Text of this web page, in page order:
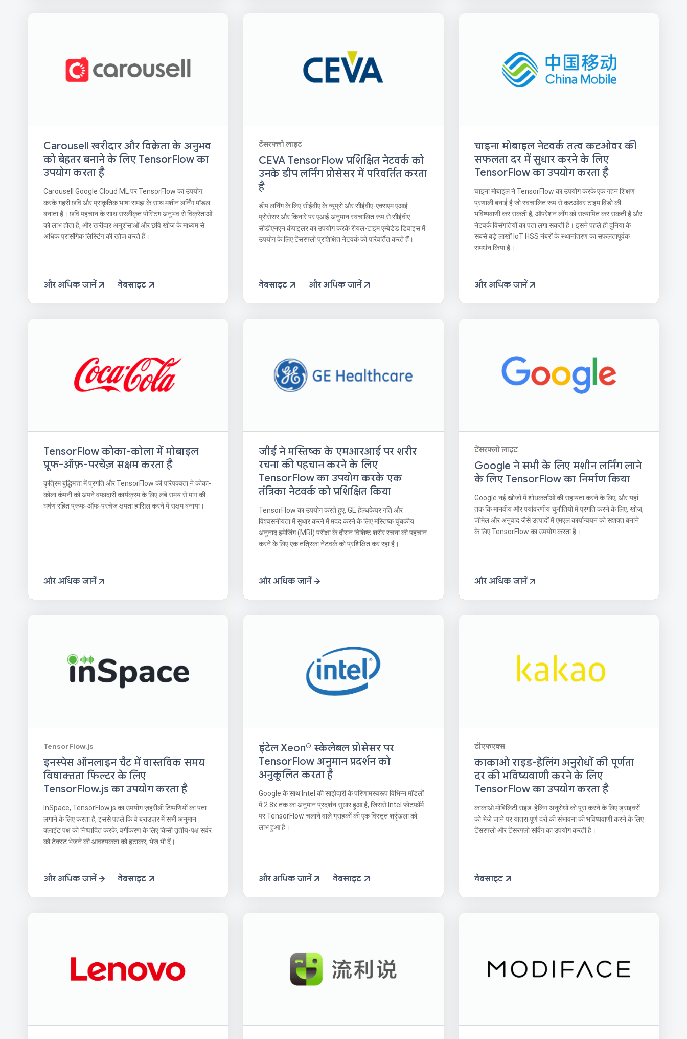
Carousell खरीदार और विक्रेता के अनुभव
को बेहतर बनाने के लिए TensorFlow का
उपयोग करता है
Carousell Google Cloud ML पर TensorFlow का उपयोग
करके गहरी छवि और प्राकृतिक भाषा समझ के साथ मशीन लर्निंग मॉडल
बनाता है। छवि पहचान के साथ सरलीकृत पोस्टिंग अनुभव से विक्रेताओं
को लाभ होता है, और खरीदार अनुशंसाओं और छवि खोज के माध्यम से
अधिक प्रासंगिक लिस्टिंग की खोज करते हैं।
और अधिक जानें वेबसाइट
टेंसरफ्लो लाइट
CEVA TensorFlow प्रशिक्षित नेटवर्क को
उनके डीप लर्निंग प्रोसेसर में परिवर्तित करता
है
डीप लर्निंग के लिए सीईवीए के न्यूप्रो और सीईवीए-एक्सएम एआई
प्रोसेसर और किनारे पर एआई अनुमान स्वचालित रूप से सीईवीए
सीडीएनएन कंपाइलर का उपयोग करके रीयल-टाइम एम्बेडेड डिवाइस में
उपयोग के लिए टेंसरफ्लो प्रशिक्षित नेटवर्क को परिवर्तित करते हैं।
वेबसाइट और अधिक जानें
चाइना मोबाइल नेटवर्क तत्व कटओवर की
सफलता दर में सुधार करने के लिए
TensorFlow का उपयोग करता है
चाइना मोबाइल ने TensorFlow का उपयोग करके एक गहन शिक्षण
प्रणाली बनाई है जो स्वचालित रूप से कटओवर टाइम विंडो की
भविष्यवाणी कर सकती है, ऑपरेशन लॉग को सत्यापित कर सकती है और
नेटवर्क विसंगतियों का पता लगा सकती है। इसने पहले ही दुनिया के
सबसे बड़े लाखों IoT HSS नंबरों के स्थानांतरण का सफलतापूर्वक
समर्थन किया है।
और अधिक जानें
TensorFlow कोका-कोला में मोबाइल
प्रूफ-ऑफ़-परचेज़ सक्षम करता है
कृत्रिम बुद्धिमत्ता में प्रगति और TensorFlow की परिपक्वता ने कोका-
कोला कंपनी को अपने वफादारी कार्यक्रम के लिए लंबे समय से मांग की
घर्षण रहित प्रूफ-ऑफ-परचेज क्षमता हासिल करने में सक्षम बनाया।
और अधिक जानें
जीई ने मस्तिष्क के एमआरआई पर शरीर
रचना की पहचान करने के लिए
TensorFlow का उपयोग करके एक
तंत्रिका नेटवर्क को प्रशिक्षित किया
TensorFlow का उपयोग करते हुए, GE हेल्थकेयर गति और
विश्वसनीयता में सुधार करने में मदद करने के लिए मस्तिष्क चुंबकीय
अनुनाद इमेजिंग (MRI) परीक्षा के दौरान विशिष्ट शरीर रचना की पहचान
करने के लिए एक तंत्रिका नेटवर्क को प्रशिक्षित कर रहा है।
और अधिक जानें
टेंसरफ्लो लाइट
Google ने सभी के लिए मशीन लर्निंग लाने
के लिए TensorFlow का निर्माण किया
Google नई खोजों में शोधकर्ताओं की सहायता करने के लिए, और यहां
तक ​​कि मानवीय और पर्यावरणीय चुनौतियों में प्रगति करने के लिए, खोज,
जीमेल और अनुवाद जैसे उत्पादों में एमएल कार्यान्वयन को सशक्त बनाने
के लिए TensorFlow का उपयोग करता है।
और अधिक जानें
TensorFlow.js
इनस्पेस ऑनलाइन चैट में वास्तविक समय
विषाक्तता फिल्टर के लिए
TensorFlow.js का उपयोग करता है
InSpace, TensorFlow.js का उपयोग ज़हरीली टिप्पणियों का पता
लगाने के लिए करता है, इससे पहले कि वे ब्राउज़र में सभी अनुमान
क्लाइंट पक्ष को निष्पादित करके, वर्गीकरण के लिए किसी तृतीय-पक्ष सर्वर
को टेक्स्ट भेजने की आवश्यकता को हटाकर, भेज भी दें।
और अधिक जानें वेबसाइट
इंटेल Xeon® स्केलेबल प्रोसेसर पर
TensorFlow अनुमान प्रदर्शन को
अनुकूलित करता है
Google के साथ Intel की साझेदारी के परिणामस्वरूप विभिन्न मॉडलों
में 2.8x तक का अनुमान प्रदर्शन सुधार हुआ है, जिससे Intel प्लेटफ़ॉर्म
पर TensorFlow चलाने वाले ग्राहकों की एक विस्तृत श्रृंखला को
लाभ हुआ है।
और अधिक जानें वेबसाइट
टीएफएक्स
काकाओ राइड-हेलिंग अनुरोधों की पूर्णता
दर की भविष्यवाणी करने के लिए
TensorFlow का उपयोग करता है
काकाओ मोबिलिटी राइड-हेलिंग अनुरोधों को पूरा करने के लिए ड्राइवरों
को भेजे जाने पर यात्रा पूर्ण दरों की संभावना की भविष्यवाणी करने के लिए
टेंसरफ्लो और टेंसरफ्लो सर्विंग का उपयोग करती है।
वेबसाइट